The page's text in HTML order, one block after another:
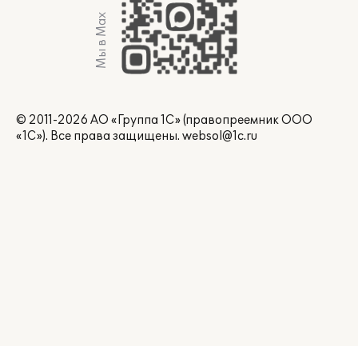
Мы в Max
© 2011-2026 АО «Группа 1С» (правопреемник ООО
«1С»). Все права защищены. websol@1c.ru